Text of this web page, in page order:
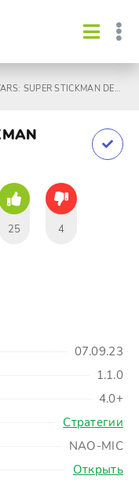
SUPER STICKMAN DEFENSE
07.09.23
1.1.0
4.0+
Стратегии
NAO-MIC
Открыть
25 4